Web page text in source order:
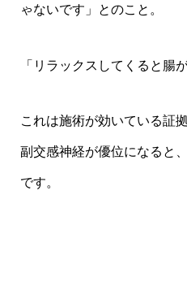
ゃないです」とのこと。
「リラックスしてくると腸
これは施術が効いている証
副交感神経が優位になると
です。